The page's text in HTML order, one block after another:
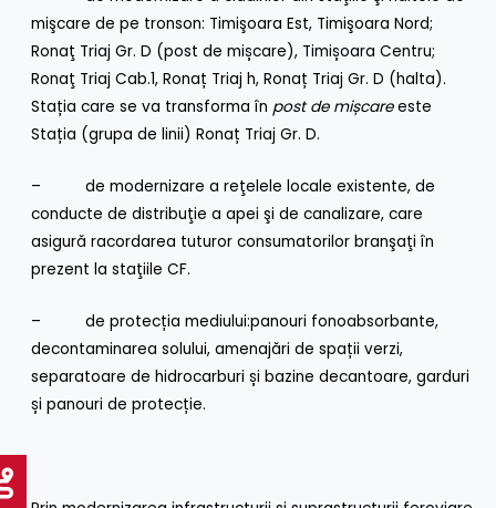
mişcare de pe tronson: Timişoara Est, Timişoara Nord;
Ronaţ Triaj Gr. D (post de mișcare), Timișoara Centru;
Ronaţ Triaj Cab.1, Ronaț Triaj h, Ronaț Triaj Gr. D (halta).
Stația care se va transforma în post de mișcareeste
Stația (grupa de linii) Ronaț Triaj Gr. D.
– de modernizare a reţelele locale existente, de
conducte de distribuţie a apei şi de canalizare, care
asigură racordarea tuturor consumatorilor branşaţi în
prezent la staţiile CF.
– de protecția mediului:panouri fonoabsorbante,
decontaminarea solului, amenajări de spații verzi,
separatoare de hidrocarburi și bazine decantoare, garduri
și panouri de protecție.